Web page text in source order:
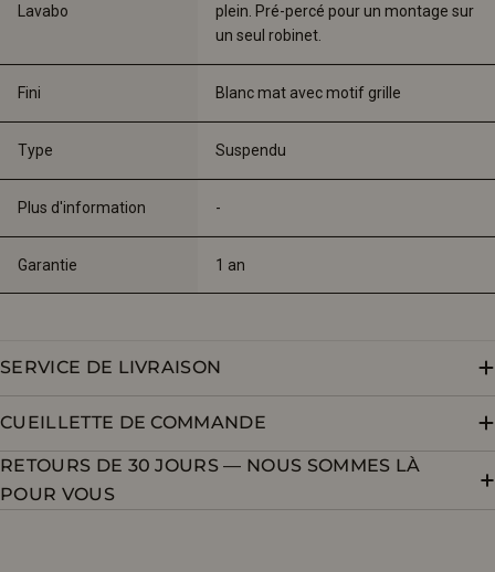
Lavabo
plein. Pré-percé pour un montage sur
un seul robinet.
Fini Blanc mat avec motif grille
Type Suspendu
Plus d'information -
Garantie 1 an
SERVICE DE LIVRAISON
CUEILLETTE DE COMMANDE
RETOURS DE 30 JOURS — NOUS SOMMES LÀ
POUR VOUS